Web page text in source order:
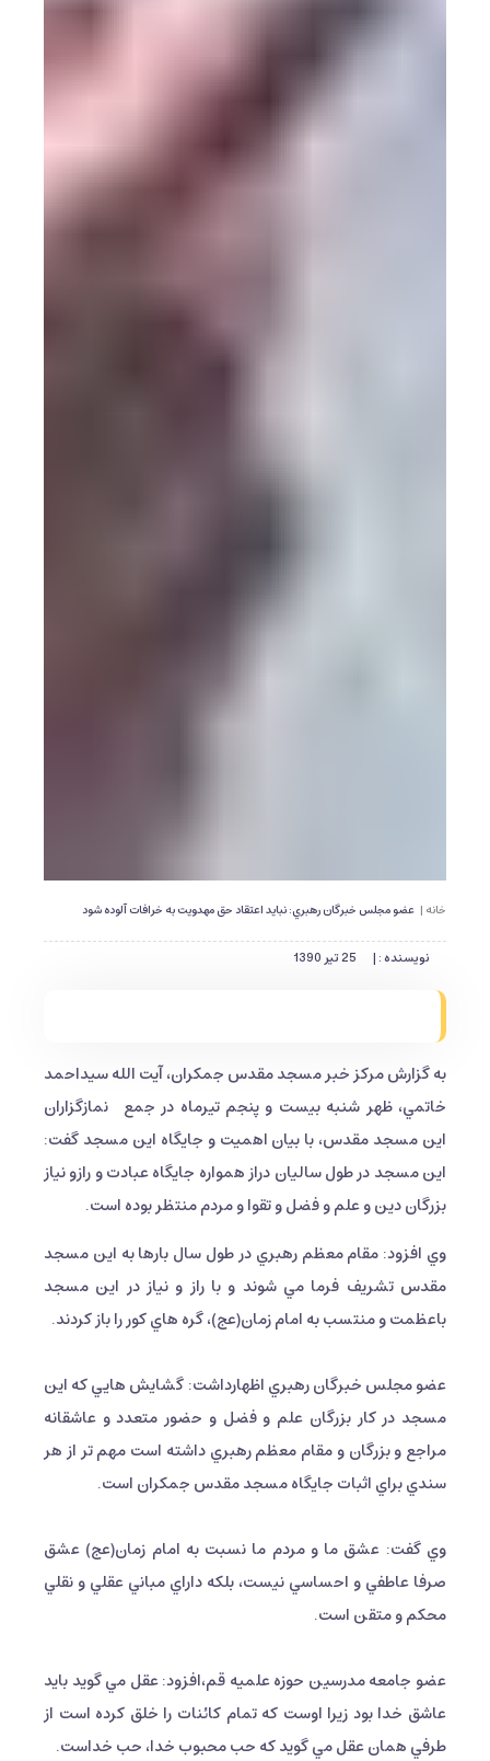
خانه | عضو مجلس خبرگان رهبري: نبايد اعتقاد حق مهدويت به خرافات آلوده شود
نویسنده : | 25 تیر 1390
به گزارش مركز خبر مسجد مقدس جمكران، آيت الله سيداحمد
خاتمي، ظهر شنبه بيست و پنجم تيرماه در جمع نمازگزاران
این مسجد مقدس، با بيان اهميت و جايگاه اين مسجد گفت:
اين مسجد در طول ساليان دراز همواره جايگاه عبادت و رازو نياز
بزرگان دين و علم و فضل و تقوا و مردم منتظر بوده است.
وي افزود: مقام معظم رهبري در طول سال بارها به اين مسجد
مقدس تشريف فرما مي شوند و با راز و نياز در اين مسجد
باعظمت و منتسب به امام زمان(عج)، گره هاي كور را باز كردند.
عضو مجلس خبرگان رهبري اظهارداشت: گشايش هايي كه اين
مسجد در كار بزرگان علم و فضل و حضور متعدد و عاشقانه
مراجع و بزرگان و مقام معظم رهبري داشته است مهم تر از هر
سندي براي اثبات جايگاه مسجد مقدس جمكران است.
وي گفت: عشق ما و مردم ما نسبت به امام زمان(عج) عشق
صرفا عاطفي و احساسي نيست، بلكه داراي مباني عقلي و نقلي
محكم و متقن است.
عضو جامعه مدرسين حوزه علميه قم،افزود: عقل مي گويد بايد
عاشق خدا بود زيرا اوست كه تمام كائنات را خلق كرده است از
طرفي همان عقل مي گويد كه حب محبوب خدا، حب خداست.